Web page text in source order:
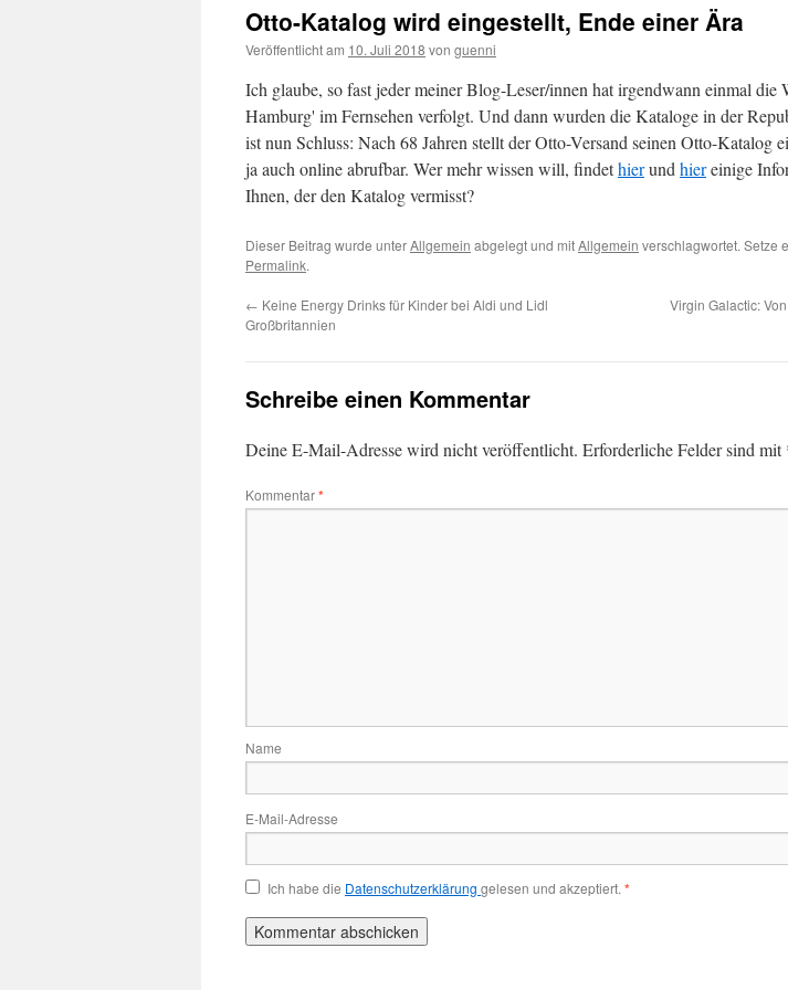
Otto-Katalog wird eingestellt, Ende einer Ära
Veröffentlicht am 10. Juli 2018 von guenni
Ich glaube, so fast jeder meiner Blog-Leser/innen hat irgendwann einmal die
Hamburg' im Fernsehen verfolgt. Und dann wurden die Kataloge in der
ist nun Schluss: Nach 68 Jahren stellt der Otto-Versand seinen Otto-Katalog
ja auch online abrufbar. Wer mehr wissen will, findethierund hiereinige
Ihnen, der den Katalog vermisst?
Dieser Beitrag wurde unterAllgemein abgelegt und mitAllgemein verschlagwortet. Setze
Permalink.
← Keine Energy Drinks für Kinder bei Aldi und Lidl
Großbritannien
Virgin Galactic:
Schreibe einen Kommentar
Deine E-Mail-Adresse wird nicht veröffentlicht. Erforderliche Felder sind mit
Kommentar*
Name
E-Mail-Adresse
Ich habe die Datenschutzerklärung gelesen und akzeptiert. *